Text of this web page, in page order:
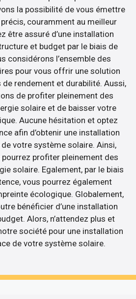
la possibilité de vous émettre
couramment au meilleur
être assuré d’une installation
et budget par le biais de
considérons l’ensemble des
pour vous offrir une solution
rendement et durabilité. Aussi,
de profiter pleinement des
solaire et de baisser votre
Aucune hésitation et optez
afin d’obtenir une installation
votre système solaire. Ainsi,
pourrez profiter pleinement des
solaire. Egalement, par le biais
vous pourrez également
écologique. Globalement,
bénéficier d’une installation
Alors, n’attendez plus et
société pour une installation
de votre système solaire.